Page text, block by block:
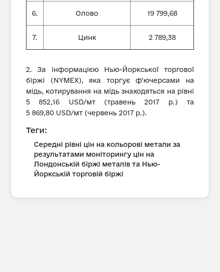
6. Олово 19 799,68
7. Цинк 2 789,38
2. За інформацією Нью-Йоркської торгової
біржі (NYMEX), яка торгує ф’ючерсами на
мідь, котирування на мідь знаходяться на рівні
5 852,16 USD/мт (травень 2017 р.) та
5 869,80 USD/мт (червень 2017 р.).
Теги:
Середні рівні цін на кольорові метали за
результатами моніторингу цін на
Лондонській біржі металів та Нью-
Йоркській торговій біржі